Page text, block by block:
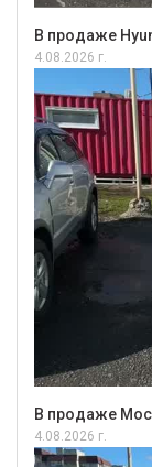
В продаже
4.08.2026 г.
В продаже
4.08.2026 г.